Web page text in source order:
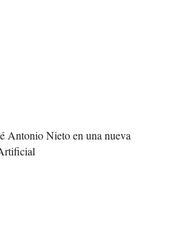
Antonio Nieto en una nueva